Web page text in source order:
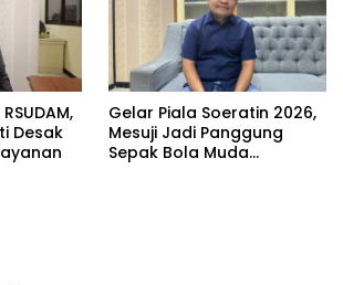
Desak
Gelar Piala Soeratin 2026,
Mesuji Jadi Panggung
Sepak Bola Muda